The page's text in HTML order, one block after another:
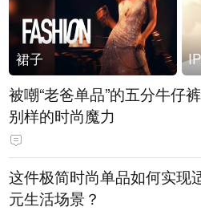
裙子
被嘲“老爸单品”的五分牛仔
别样的时尚魔力
这件极简时尚单品如何实现
元生活场景？